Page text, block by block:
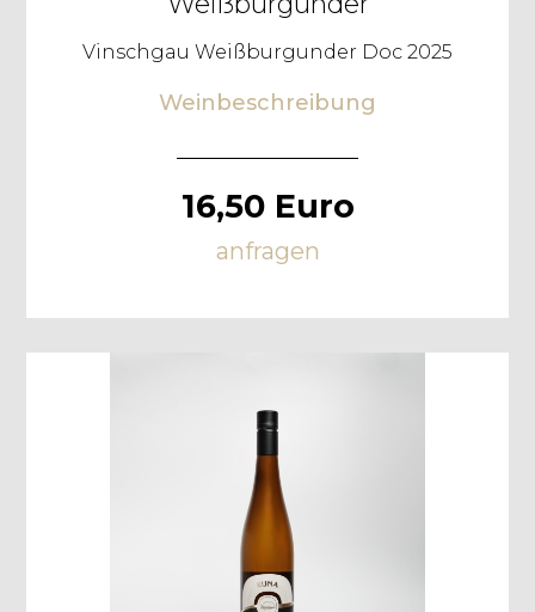
Vinschgau Weißburgunder Doc 2025
Weinbeschreibung
16,50 Euro
anfragen